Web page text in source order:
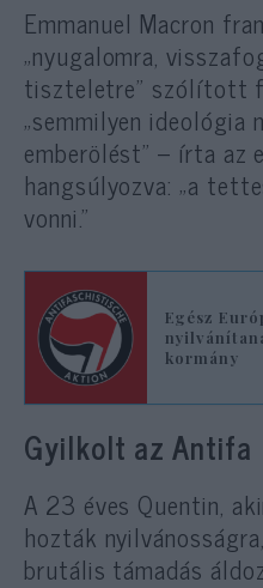
Emmanuel Macron
„nyugalomra,
tiszteletre” szólított
„semmilyen ideológia
emberölést” – írta az
hangsúlyozva: „a
vonni.”
Egész
kormány
Gyilkolt az Antifa
A 23 éves Quentin,
hozták
brutális támadás